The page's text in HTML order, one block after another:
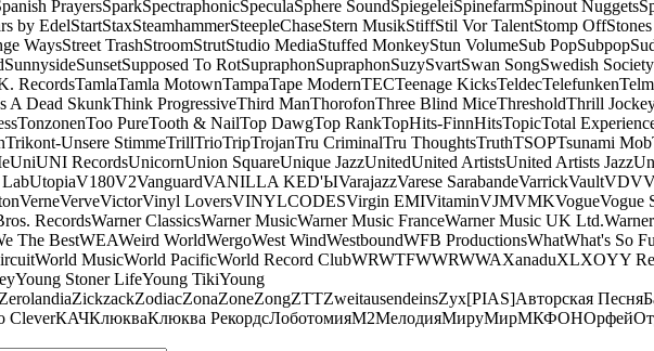
PrayersSparkSpectraphonicSpeculaSphere SoundSpiegeleiSpinefarmSpinout Nuggets
by EdelStartStaxSteamhammerSteepleChaseStern MusikStiffStil Vor TalentStomp Off
WaysStreet TrashStroomStrutStudio MediaStuffed MonkeyStun VolumeSub PopSubpop
SunnysideSunsetSupposed To RotSupraphonSupraphonSuzySvartSwan SongSwedish
RecordsTamlaTamla MotownTampaTape ModernTECTeenage KicksTeldecTelefunken
A Dead SkunkThink ProgressiveThird ManThorofonThree Blind MiceThresholdThrill
TonzonenToo PureTooth & NailTop DawgTop RankTopHits-FinnHitsTopicTotal
Trikont-Unsere StimmeTrillTrioTripTrojanTru CriminalTru ThoughtsTruthTSOPTsunami Mob
UniUNI RecordsUnicornUnion SquareUnique JazzUnitedUnited ArtistsUnited Artists Jazz
UtopiaV180V2VanguardVANILLA KED'ЫVarajazzVarese SarabandeVarrickVaultVDV
VerneVerveVictorVinyl LoversVINYLCODESVirgin EMIVitaminVJMVMKVogueVogue
RecordsWarner ClassicsWarner MusicWarner Music FranceWarner Music UK Ltd.
The BestWEAWeird WorldWergoWest WindWestboundWFB ProductionsWhatWhat's So
World MusicWorld PacificWorld Record ClubWRWTFWWRWWAXanaduXLXOYY
Young Stoner LifeYoung TikiYoung
ZerolandiaZickzackZodiacZonaZoneZongZTTZweitausendeinsZyx[PIAS]Авторская Песня
CleverКАЧКлюкваКлюква РекордсЛоботомияМ2МелодияМируМирМКФОНОрфей